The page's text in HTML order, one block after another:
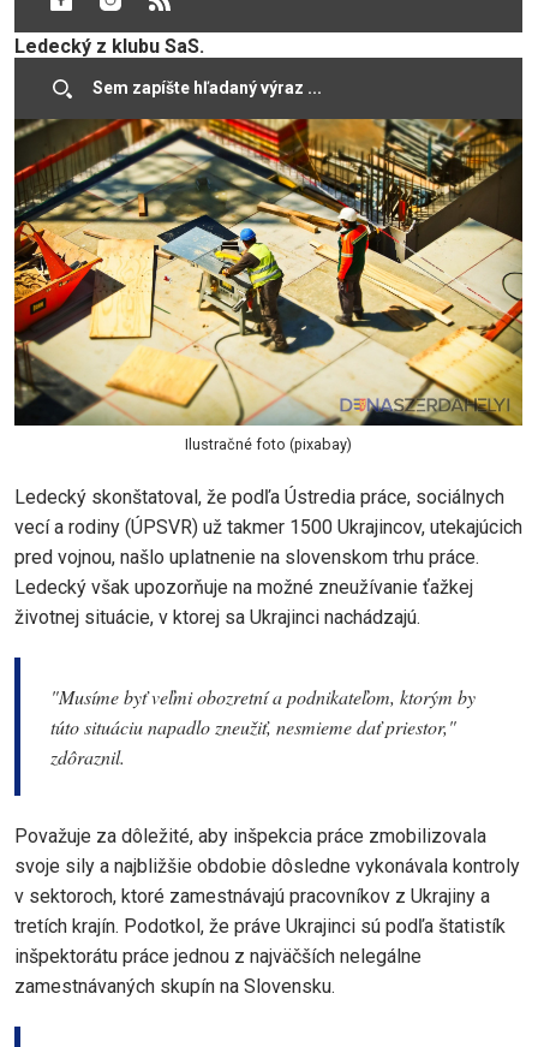
parlamentného výboru pre sociálne veci Vladimír
Ledecký z klubu SaS.
Ilustračné foto (pixabay)
Ledecký skonštatoval, že podľa Ústredia práce, sociálnych
vecí a rodiny (ÚPSVR) už takmer 1500 Ukrajincov, utekajúcich
pred vojnou, našlo uplatnenie na slovenskom trhu práce.
Ledecký však upozorňuje na možné zneužívanie ťažkej
životnej situácie, v ktorej sa Ukrajinci nachádzajú.
"Musíme byť veľmi obozretní a podnikateľom, ktorým by
túto situáciu napadlo zneužiť, nesmieme dať priestor,"
zdôraznil.
Považuje za dôležité, aby inšpekcia práce zmobilizovala
svoje sily a najbližšie obdobie dôsledne vykonávala kontroly
v sektoroch, ktoré zamestnávajú pracovníkov z Ukrajiny a
tretích krajín. Podotkol, že práve Ukrajinci sú podľa štatistík
inšpektorátu práce jednou z najväčších nelegálne
zamestnávaných skupín na Slovensku.